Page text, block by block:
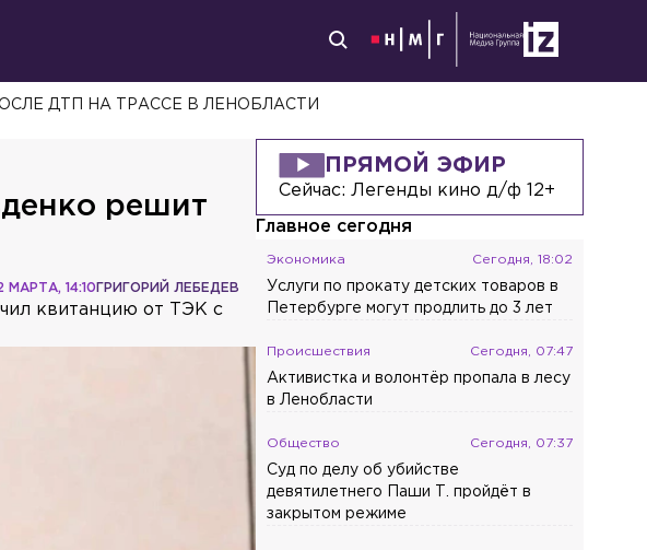
ДТП НА ТРАССЕ В ЛЕНОБЛАСТИ
решит
ГРИГОРИЙ ЛЕБЕДЕВ
МАРТА, 14:10
квитанцию от ТЭК с
ПРЯМОЙ ЭФИР
Сейчас:Легенды кино д/ф 12+
Главное сегодня
Экономика Сегодня, 18:02
Услуги по прокату детских товаров в
Петербурге могут продлить до 3 лет
Происшествия Сегодня, 07:47
Активистка и волонтёр пропала в лесу
в Ленобласти
Общество Сегодня, 07:37
Суд по делу об убийстве
девятилетнего Паши Т. пройдёт в
закрытом режиме